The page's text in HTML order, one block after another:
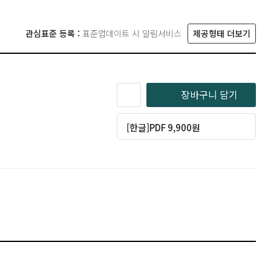
관심표준 등록 : 표준업데이트 시 알림서비스 제공형태 더보기
장바구니 담기
[한글]PDF 9,900원